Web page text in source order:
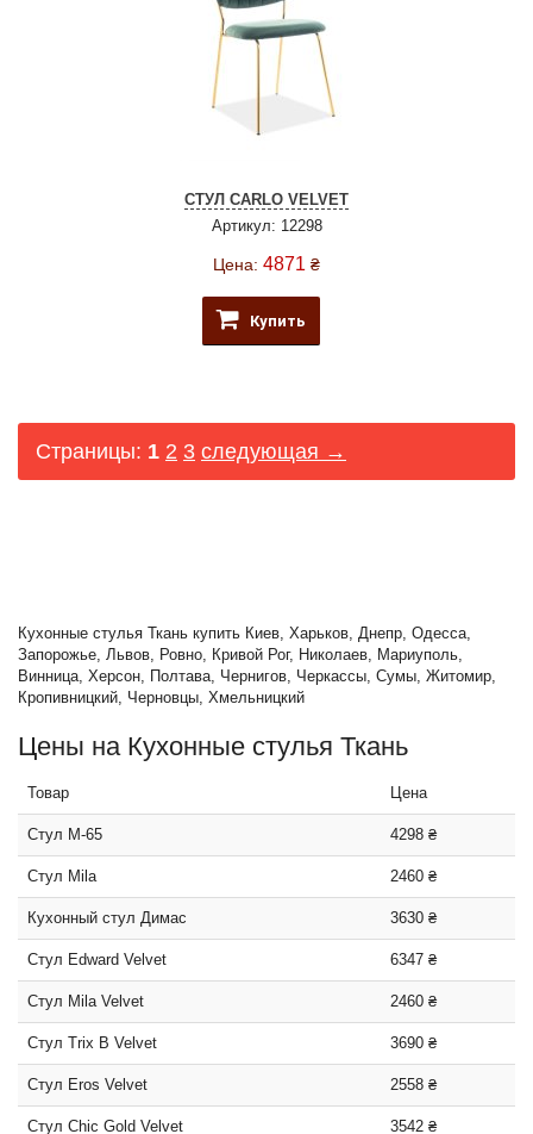
СТУЛ CARLO VELVET
Артикул: 12298
Цена: 4871 ₴
Купить
Страницы: 1 2 3 следующая →
Кухонные стулья Ткань купить Киев, Харьков, Днепр, Одесса,
Запорожье, Львов, Ровно, Кривой Рог, Николаев, Мариуполь,
Винница, Херсон, Полтава, Чернигов, Черкассы, Сумы, Житомир,
Кропивницкий, Черновцы, Хмельницкий
Цены на Кухонные стулья Ткань
Товар Цена
Стул M-65 4298 ₴
Стул Mila 2460 ₴
Кухонный стул Димас 3630 ₴
Стул Edward Velvet 6347 ₴
Стул Mila Velvet 2460 ₴
Стул Trix B Velvet 3690 ₴
Стул Eros Velvet 2558 ₴
Стул Chic Gold Velvet 3542 ₴